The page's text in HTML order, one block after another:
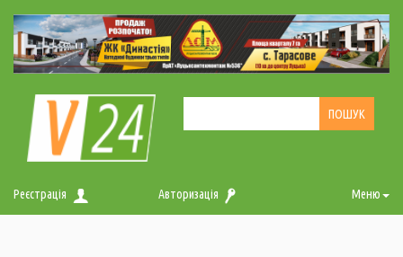
Реєстрація Авторизація Меню